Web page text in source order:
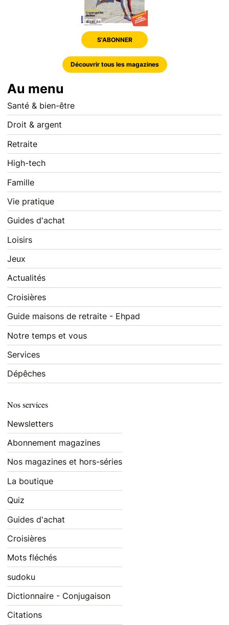
S'ABONNER
Découvrir tous les magazines
Au menu
Santé & bien-être
Droit & argent
Retraite
High-tech
Famille
Vie pratique
Guides d'achat
Loisirs
Jeux
Actualités
Croisières
Guide maisons de retraite - Ehpad
Notre temps et vous
Services
Dépêches
Nos services
Newsletters
Abonnement magazines
Nos magazines et hors-séries
La boutique
Quiz
Guides d'achat
Croisières
Mots fléchés
sudoku
Dictionnaire - Conjugaison
Citations